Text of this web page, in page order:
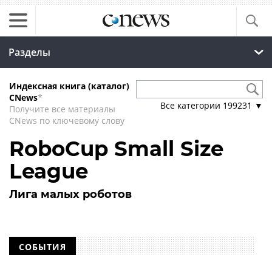
Разделы
Индексная книга (каталог)
CNews*
Получите все материалы
CNews по ключевому слову
Все категории 199231 ▼
RoboCup Small Size
League
Лига малых роботов
СОБЫТИЯ